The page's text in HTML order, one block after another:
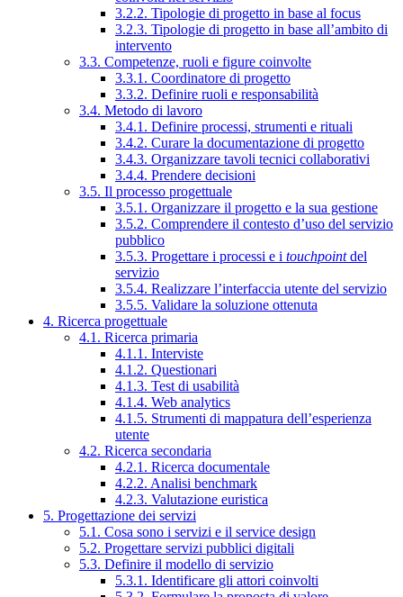
3.2.2. Tipologie di progetto in base al focus
3.2.3. Tipologie di progetto in base all’ambito di
intervento
3.3. Competenze, ruoli e figure coinvolte
3.3.1. Coordinatore di progetto
3.3.2. Definire ruoli e responsabilità
3.4. Metodo di lavoro
3.4.1. Definire processi, strumenti e rituali
3.4.2. Curare la documentazione di progetto
3.4.3. Organizzare tavoli tecnici collaborativi
3.4.4. Prendere decisioni
3.5. Il processo progettuale
3.5.1. Organizzare il progetto e la sua gestione
3.5.2. Comprendere il contesto d’uso del servizio
pubblico
3.5.3. Progettare i processi e i touchpointdel
servizio
3.5.4. Realizzare l’interfaccia utente del servizio
3.5.5. Validare la soluzione ottenuta
4. Ricerca progettuale
4.1. Ricerca primaria
4.1.1. Interviste
4.1.2. Questionari
4.1.3. Test di usabilità
4.1.4. Web analytics
4.1.5. Strumenti di mappatura dell’esperienza
utente
4.2. Ricerca secondaria
4.2.1. Ricerca documentale
4.2.2. Analisi benchmark
4.2.3. Valutazione euristica
5. Progettazione dei servizi
5.1. Cosa sono i servizi e il service design
5.2. Progettare servizi pubblici digitali
5.3. Definire il modello di servizio
5.3.1. Identificare gli attori coinvolti